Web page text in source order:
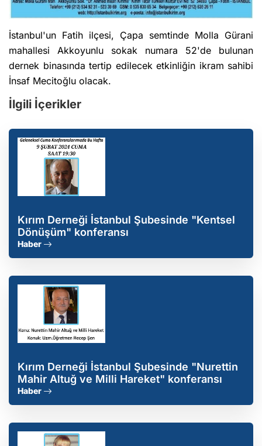
İstanbul'un Fatih ilçesi, Çapa semtinde Molla Gürani
mahallesi Akkoyunlu sokak numara 52'de bulunan
dernek binasında tertip edilecek etkinliğin ikram sahibi
İnsaf Mecitoğlu olacak.
İlgili İçerikler
Kırım Derneği İstanbul Şubesinde "Kentsel
Dönüşüm" konferansı
Haber
Kırım Derneği İstanbul Şubesinde "Nurettin
Mahir Altuğ ve Milli Hareket" konferansı
Haber